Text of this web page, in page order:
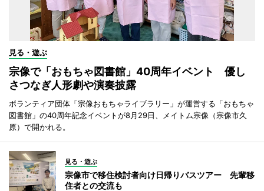
見る・遊ぶ
宗像で「おもちゃ図書館」40周年イベント 優し
さつなぎ人形劇や演奏披露
ボランティア団体「宗像おもちゃライブラリー」が運営する「おもちゃ
図書館」の40周年記念イベントが8月29日、メイトム宗像（宗像市久
原）で開かれる。
見る・遊ぶ
宗像市で移住検討者向け日帰りバスツアー 先輩移
住者との交流も